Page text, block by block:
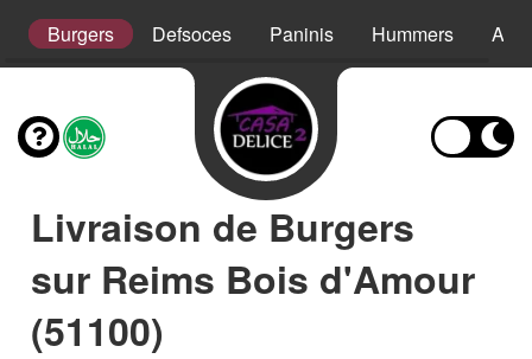
Burgers Defsoces Paninis Hummers
Livraison de Burgers
sur Reims Bois d'Amour
(51100)